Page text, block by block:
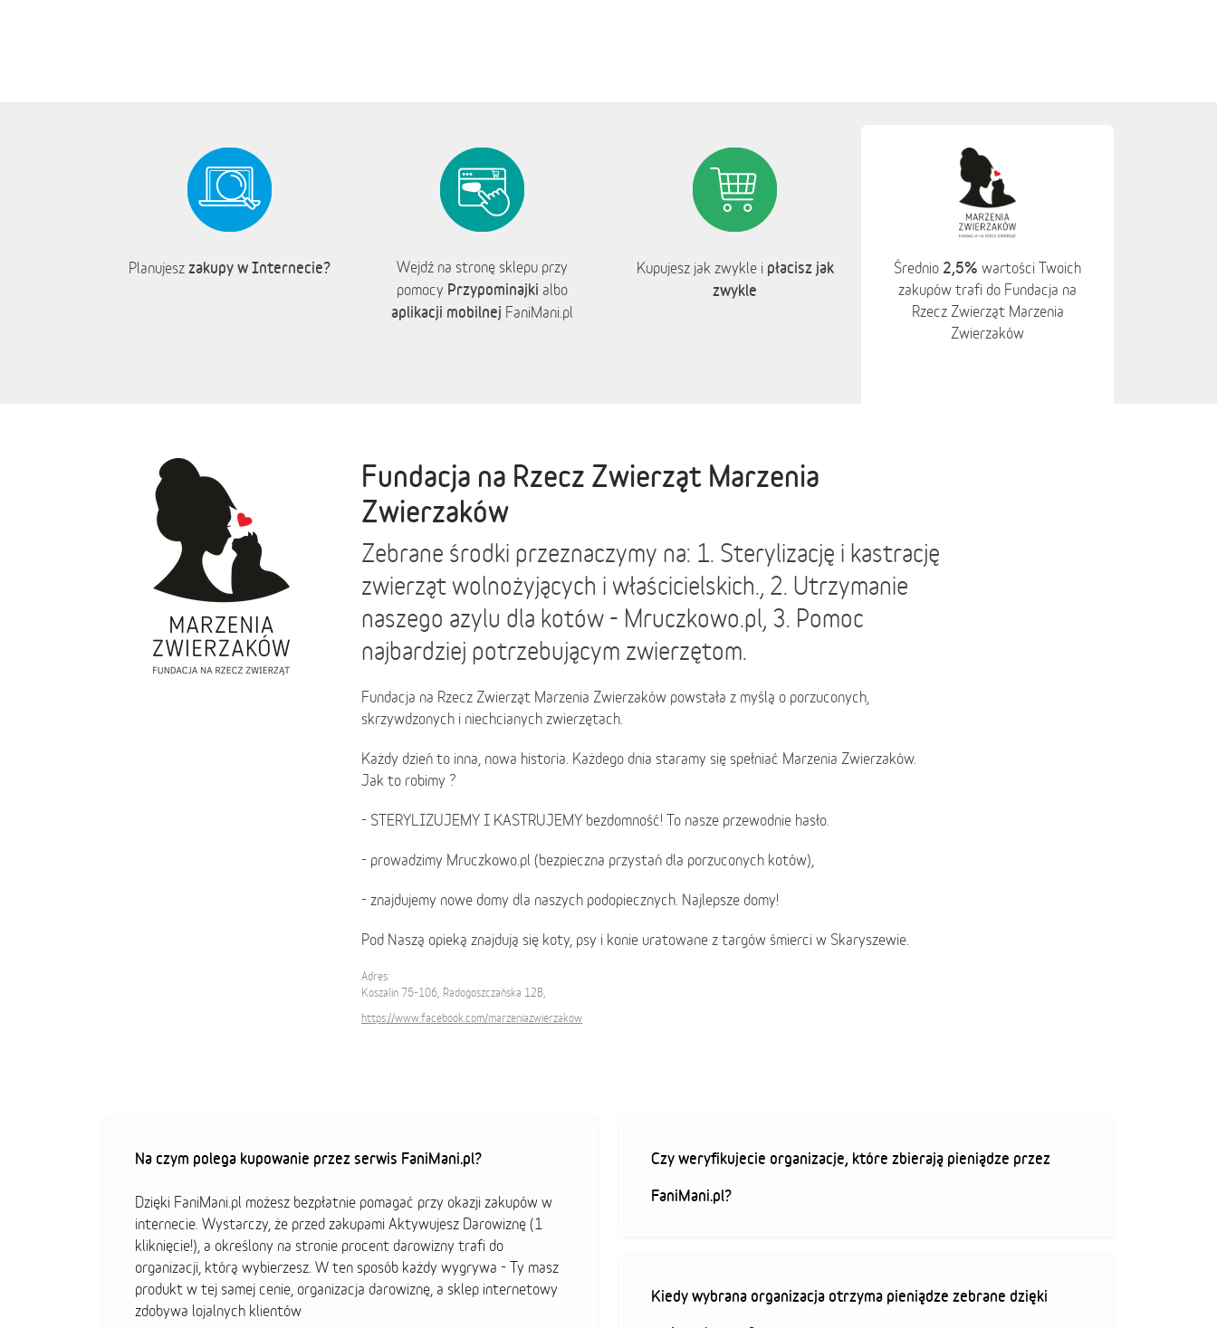
Planujesz zakupy w Internecie?
Wejdź na stronę sklepu przy
pomocy Przypominajki albo
aplikacji mobilnej FaniMani.pl
Kupujesz jak zwykle i płacisz jak
zwykle
Średnio 2,5% wartości Twoich
zakupów trafi do Fundacja na
Rzecz Zwierząt Marzenia
Zwierzaków
Fundacja na Rzecz Zwierząt Marzenia
Zwierzaków
Zebrane środki przeznaczymy na: 1. Sterylizację i kastrację
zwierząt wolnożyjących i właścicielskich., 2. Utrzymanie
naszego azylu dla kotów - Mruczkowo.pl, 3. Pomoc
najbardziej potrzebującym zwierzętom.
Fundacja na Rzecz Zwierząt Marzenia Zwierzaków powstała z myślą o porzuconych,
skrzywdzonych i niechcianych zwierzętach.
Każdy dzień to inna, nowa historia. Każdego dnia staramy się spełniać Marzenia Zwierzaków.
Jak to robimy ?
- STERYLIZUJEMY I KASTRUJEMY bezdomność! To nasze przewodnie hasło.
- prowadzimy Mruczkowo.pl (bezpieczna przystań dla porzuconych kotów),
- znajdujemy nowe domy dla naszych podopiecznych. Najlepsze domy!
Pod Naszą opieką znajdują się koty, psy i konie uratowane z targów śmierci w Skaryszewie.
Adres:
Koszalin 75-106, Radogoszczańska 12B,
https://www.facebook.com/marzeniazwierzakow
Na czym polega kupowanie przez serwis FaniMani.pl?
Dzięki FaniMani.pl możesz bezpłatnie pomagać przy okazji zakupów w
internecie. Wystarczy, że przed zakupami Aktywujesz Darowiznę (1
kliknięcie!), a określony na stronie procent darowizny trafi do
organizacji, którą wybierzesz. W ten sposób każdy wygrywa - Ty masz
produkt w tej samej cenie, organizacja darowiznę, a sklep internetowy
zdobywa lojalnych klientów
Czy weryfikujecie organizacje, które zbierają pieniądze przez
FaniMani.pl?
Kiedy wybrana organizacja otrzyma pieniądze zebrane dzięki